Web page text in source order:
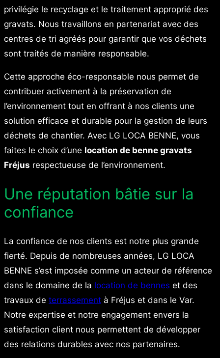
privilégie le recyclage et le traitement approprié des
gravats. Nous travaillons en partenariat avec des
centres de tri agréés pour garantir que vos déchets
sont traités de manière responsable.
Cette approche éco-responsable nous permet de
contribuer activement à la préservation de
l’environnement tout en offrant à nos clients une
solution efficace et durable pour la gestion de leurs
déchets de chantier. Avec LG LOCA BENNE, vous
faites le choix d’une location de benne gravats
Fréjus respectueuse de l’environnement.
Une réputation bâtie sur la
confiance
La confiance de nos clients est notre plus grande
fierté. Depuis de nombreuses années, LG LOCA
BENNE s’est imposée comme un acteur de référence
dans le domaine de la location de bennes et des
travaux de terrassement à Fréjus et dans le Var.
Notre expertise et notre engagement envers la
satisfaction client nous permettent de développer
des relations durables avec nos partenaires.